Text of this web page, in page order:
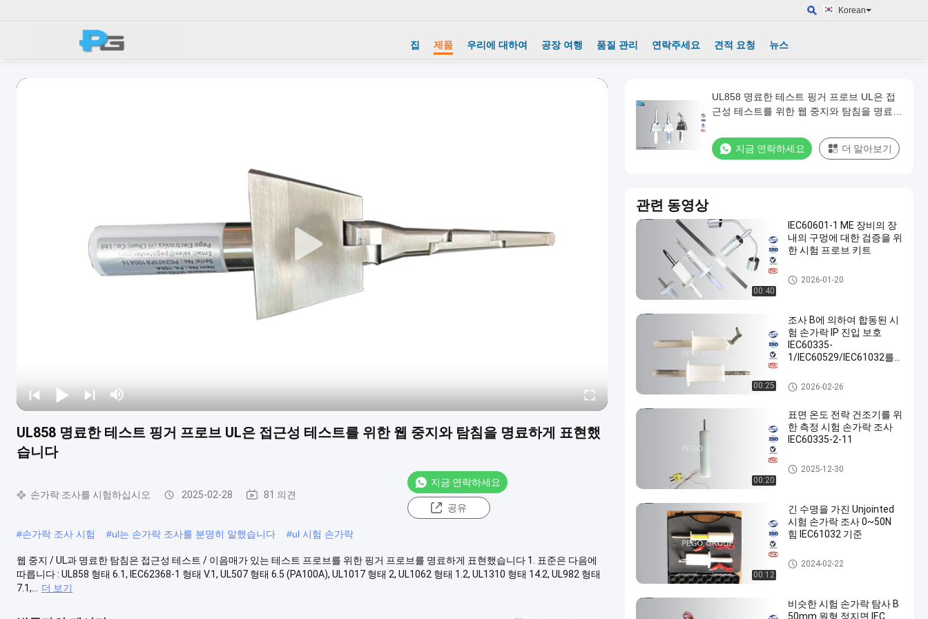
Korean
집 제품 우리에 대하여 공장 여행 품질 관리 연락주세요 견적 요청 뉴스
UL858 명료한 테스트 핑거 프로브 UL은 접근성 테스트를 위한 웹 중지와 탐침을 명료하게 표현했
습니다
손가락 조사를 시험하십시오 2025-02-28 81 의견
지금 연락하세요
공유
#손가락 조사 시험 #ul는 손가락 조사를 분명히 말했습니다 #ul 시험 손가락
웹 중지 / UL과 명료한 탐침은 접근성 테스트 / 이음매가 있는 테스트 프로브를 위한 핑거 프로브를 명료하게 표현했습니다 1. 표준은 다음에
따릅니다 : UL858 형태 6.1, IEC62368-1 형태 V.1, UL507 형태 6.5 (PA100A), UL1017 형태 2, UL1062 형태 1.2, UL1310 형태 14.2, UL982 형태
7.1,...
더 보기
UL858 명료한 테스트 핑거 프로브 UL은 접
근성 테스트를 위한 웹 중지와 탐침을 명료하
지금 연락하세요 더 알아보기
관련 동영상
00:40
IEC60601-1 ME 장비의 장
내의 구멍에 대한 검증을 위
한 시험 프로브 키트
손가락 조사를 시험하십시오
2026-01-20
00:25
조사 B에 의하여 합동된 시
험 손가락 IP 진입 보호
IEC60335-
1/IEC60529/IEC61032를
IP 시험 장비
2026-02-26
00:20
표면 온도 전락 건조기를 위
한 측정 시험 손가락 조사
IEC60335-2-11
손가락 조사를 시험하십시오
2025-12-30
00:12
긴 수명을 가진 Unjointed
시험 손가락 조사 0~50N
힘 IEC61032 기준
손가락 조사를 시험하십시오
2024-02-22
비슷한 시험 손가락 탐사 B
50mm 원형 정지면 IEC